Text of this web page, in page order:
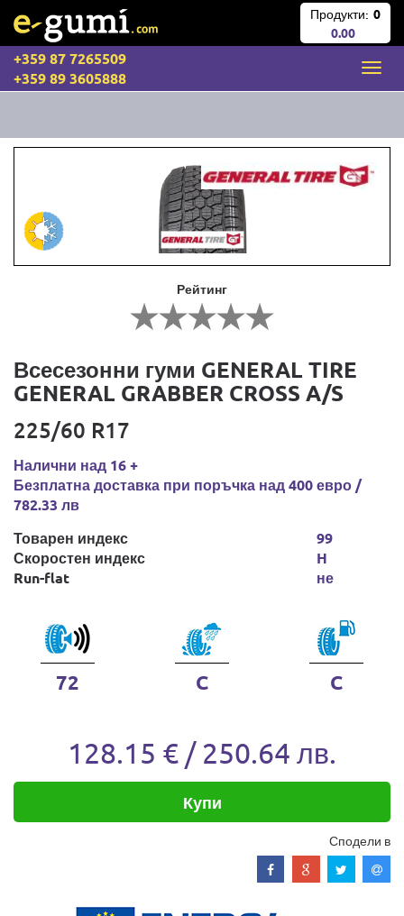
Продукти: 0
0.00
+359 87 7265509
+359 89 3605888
Рейтинг
Всесезонни гуми GENERAL TIRE
GENERAL GRABBER CROSS A/S
225/60 R17
Налични над 16 +
Безплатна доставка при поръчка над 400 евро /
782.33 лв
Товарен индекс
Скоростен индекс
Run-flat
99
H
не
72 C C
128.15 € / 250.64 лв.
Купи
Сподели в